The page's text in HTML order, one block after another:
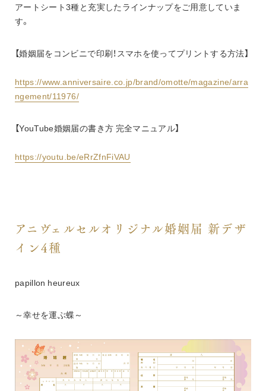
アートシート3種と充実したラインナップをご用意していま
す。
【婚姻届をコンビニで印刷！スマホを使ってプリントする方法】
https://www.anniversaire.co.jp/brand/omotte/magazine/arra
ngement/11976/
【YouTube婚姻届の書き方 完全マニュアル】
https://youtu.be/eRrZfnFiVAU
アニヴェルセルオリジナル婚姻届 新デザ
イン4種
papillon heureux
～幸せを運ぶ蝶～